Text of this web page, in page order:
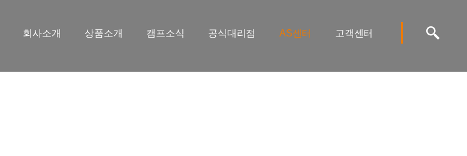
회사소개 상품소개 캠프소식 공식대리점 AS센터 고객센터